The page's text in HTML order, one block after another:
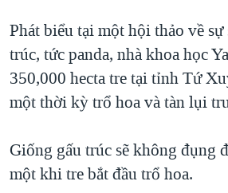
KHOA HỌC
SỨC KHOẺ
THỂ THAO
MỘT NĂM CHIẾN TRANH TẠI DẢI
GIẢI MÃ VÀNH ĐAI & CON ĐƯỜNG
NGÀY TỊ NẠN THẾ GIỚI
TRỊNH VĨNH BÌNH - NGƯỜI HẠ 'BÊN
GROUND ZERO – XƯA VÀ NAY
CHI PHÍ CHIẾN TRANH AFGHANISTAN
MẠNG XÃ HỘI
Phát biểu tại một hội thảo về sự
trúc, tức panda, nhà khoa học
350,000 hecta tre tại tỉnh Tứ
một thời kỳ trổ hoa và tàn lụi
Giống gấu trúc sẽ không đụng
một khi tre bắt đầu trổ hoa.